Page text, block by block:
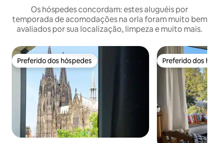
Os hóspedes concordam: estes aluguéis por
temporada de acomodações na orla foram muito bem
avaliados por sua localização, limpeza e muito mais.
Preferido dos hóspedes
Preferido dos hóspedes Preferido dos
Preferido dos